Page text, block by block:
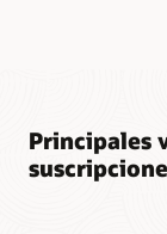
Principales